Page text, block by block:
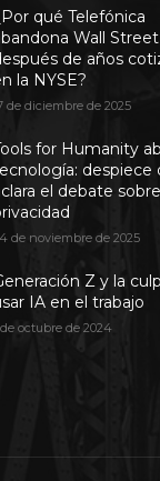
qué Telefónica
Wall Street
de años
la NYSE?
de diciembre de 2025
for Humanity
despiece
el debate sobre
de noviembre de 2025
Z y la
IA en el trabajo
de octubre de 2024